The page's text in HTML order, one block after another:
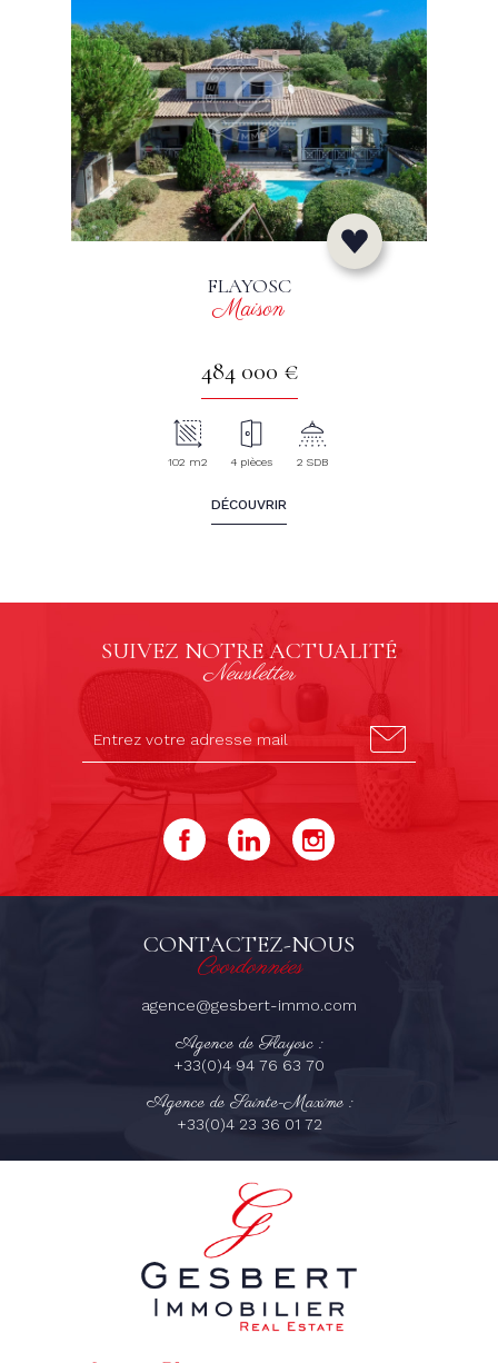
FLAYOSC
Maison
484 000 €
102 m2 4 pièces 2 SDB
DÉCOUVRIR
SUIVEZ NOTRE ACTUALITÉ
Newsletter
CONTACTEZ-NOUS
Coordonnées
agence@gesbert-immo.com
Agence de Flayosc :
+33(0)4 94 76 63 70
Agence de Sainte-Maxime :
+33(0)4 23 36 01 72